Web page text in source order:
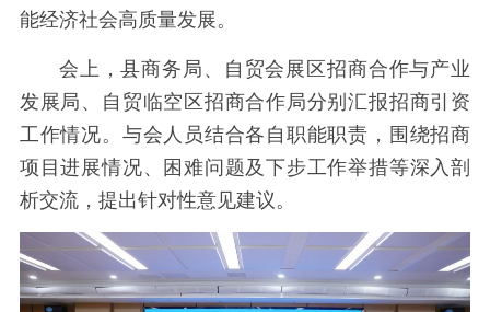
能经济社会高质量发展。
会上，县商务局、自贸会展区招商合作与产业
发展局、自贸临空区招商合作局分别汇报招商引资
工作情况。与会人员结合各自职能职责，围绕招商
项目进展情况、困难问题及下步工作举措等深入剖
析交流，提出针对性意见建议。